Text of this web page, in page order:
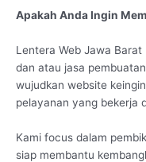
Apakah Anda Ingin
Lentera Web Jawa
dan atau jasa
wujudkan website
pelayanan yang bekerja
Kami focus dalam
siap membantu